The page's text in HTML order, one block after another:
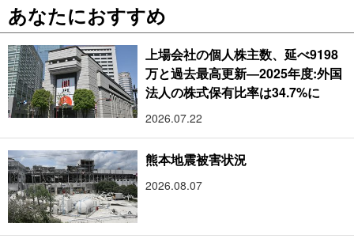
あなたにおすすめ
上場会社の個人株主数、延べ9198
万と過去最高更新―2025年度:外国
法人の株式保有比率は34.7%に
2026.07.22
熊本地震被害状況
2026.08.07